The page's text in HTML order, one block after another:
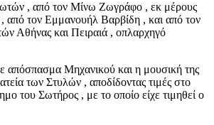
, από τον Μίνω Ζωγράφο , εκ μέρους
από τον Εμμανουήλ Βαρβίδη , και από τον
Αθήνας και Πειραιά , οπλαρχηγό
απόσπασμα Μηχανικού και η μουσική της
των Στυλών , αποδίδοντας τιμές στο
του Σωτήρος , με το οποίο είχε τιμηθεί ο